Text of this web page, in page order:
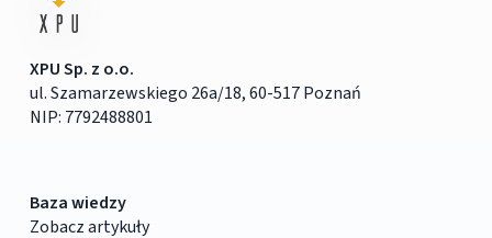
XPU Sp. z o.o.
ul. Szamarzewskiego 26a/18, 60-517 Poznań
NIP: 7792488801
Baza wiedzy
Zobacz artykuły